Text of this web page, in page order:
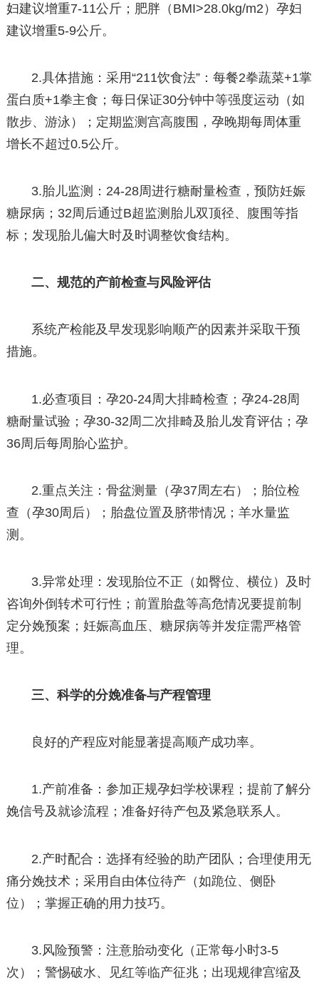
妇建议增重7-11公斤；肥胖（BMI>28.0kg/m2）孕妇
建议增重5-9公斤。
2.具体措施：采用“211饮食法”：每餐2拳蔬菜+1掌
蛋白质+1拳主食；每日保证30分钟中等强度运动（如
散步、游泳）；定期监测宫高腹围，孕晚期每周体重
增长不超过0.5公斤。
3.胎儿监测：24-28周进行糖耐量检查，预防妊娠
糖尿病；32周后通过B超监测胎儿双顶径、腹围等指
标；发现胎儿偏大时及时调整饮食结构。
二、规范的产前检查与风险评估
系统产检能及早发现影响顺产的因素并采取干预
措施。
1.必查项目：孕20-24周大排畸检查；孕24-28周
糖耐量试验；孕30-32周二次排畸及胎儿发育评估；孕
36周后每周胎心监护。
2.重点关注：骨盆测量（孕37周左右）；胎位检
查（孕30周后）；胎盘位置及脐带情况；羊水量监
测。
3.异常处理：发现胎位不正（如臀位、横位）及时
咨询外倒转术可行性；前置胎盘等高危情况要提前制
定分娩预案；妊娠高血压、糖尿病等并发症需严格管
理。
三、科学的分娩准备与产程管理
良好的产程应对能显著提高顺产成功率。
1.产前准备：参加正规孕妇学校课程；提前了解分
娩信号及就诊流程；准备好待产包及紧急联系人。
2.产时配合：选择有经验的助产团队；合理使用无
痛分娩技术；采用自由体位待产（如跪位、侧卧
位）；掌握正确的用力技巧。
3.风险预警：注意胎动变化（正常每小时3-5
次）；警惕破水、见红等临产征兆；出现规律宫缩及